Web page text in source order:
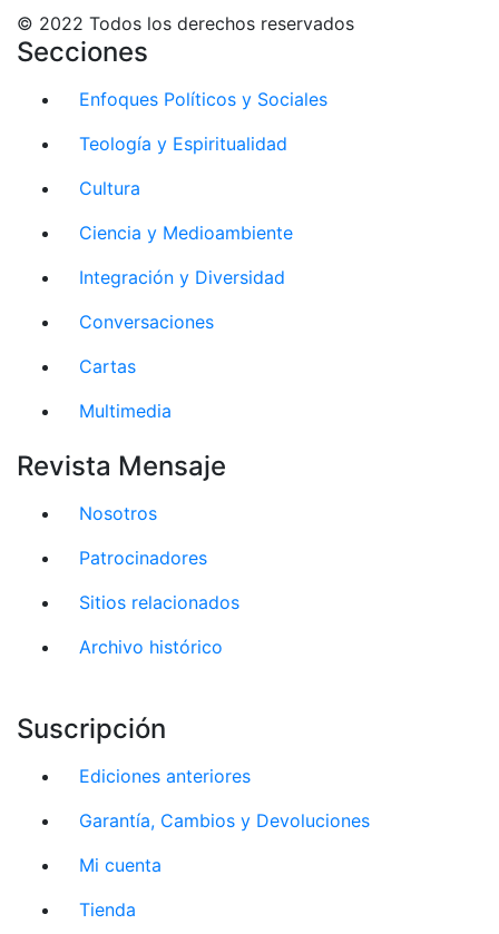
© 2022 Todos los derechos reservados
Secciones
Enfoques Políticos y Sociales
Teología y Espiritualidad
Cultura
Ciencia y Medioambiente
Integración y Diversidad
Conversaciones
Cartas
Multimedia
Revista Mensaje
Nosotros
Patrocinadores
Sitios relacionados
Archivo histórico
Suscripción
Ediciones anteriores
Garantía, Cambios y Devoluciones
Mi cuenta
Tienda